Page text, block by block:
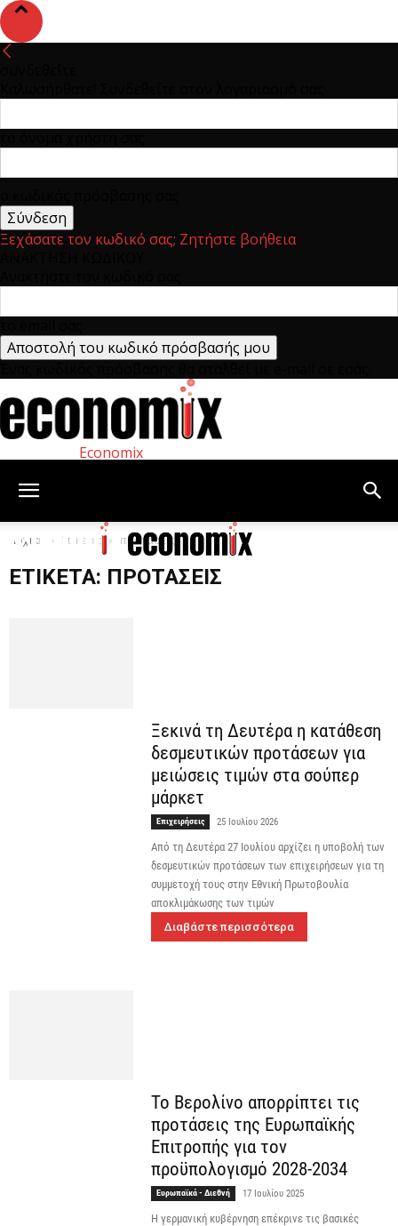
Ξεχάσατε τον κωδικό σας; Ζητήστε βοήθεια
Economix
Αρχική Ετικέτες προτάσεις
ΕΤΙΚΈΤΑ: ΠΡΟΤΆΣΕΙΣ
Ξεκινά τη Δευτέρα η κατάθεση
δεσμευτικών προτάσεων για
μειώσεις τιμών στα σούπερ
μάρκετ
Επιχειρήσεις 25 Ιουλίου 2026
Από τη Δευτέρα 27 Ιουλίου αρχίζει η υποβολή των
δεσμευτικών προτάσεων των επιχειρήσεων για τη
συμμετοχή τους στην Εθνική Πρωτοβουλία
αποκλιμάκωσης των τιμών
Διαβάστε περισσότερα
Το Βερολίνο απορρίπτει τις
προτάσεις της Ευρωπαϊκής
Επιτροπής για τον
προϋπολογισμό 2028-2034
Ευρωπαϊκά - Διεθνή 17 Ιουλίου 2025
Η γερμανική κυβέρνηση επέκρινε τις βασικές